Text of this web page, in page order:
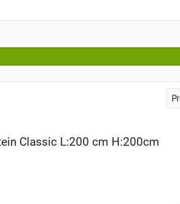
Classic L:200 cm H:200cm